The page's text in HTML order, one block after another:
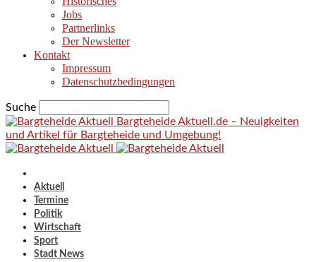
Jobs
Partnerlinks
Der Newsletter
Kontakt
Impressum
Datenschutzbedingungen
Suche
Bargteheide Aktuell.de – Neuigkeiten
und Artikel für Bargteheide und Umgebung!
Aktuell
Termine
Politik
Wirtschaft
Sport
Stadt News